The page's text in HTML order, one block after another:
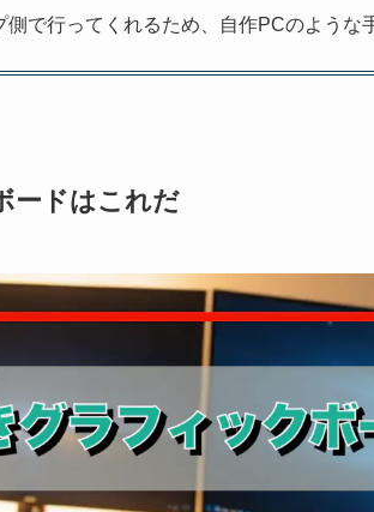
で行ってくれるため、自作PCのような
ードはこれだ